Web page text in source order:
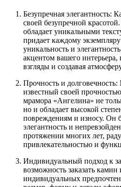
Безупречная элегантность:
своей безупречной
обладает уникальными
придает каждому
уникальность и
акцентом вашего
взгляды и создавая
Прочность и
известный своей
мрамора «Ангелина» не
но и обладает высокой
повреждениям и износу. Он
элегантность и
протяжении многих лет,
привлекательностью и
Индивидуальный подход к
возможность заказать
индивидуальных